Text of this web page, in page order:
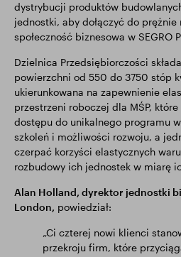
dystrybucji produktów
jednostki, aby dołączyć do
społeczność biznesowa w SEGRO
Dzielnica Przedsiębiorczości
powierzchni od 550 do 3750 stóp
ukierunkowana na zapewnienie
przestrzeni roboczej dla MŚP,
dostępu do unikalnego programu
szkoleń i możliwości rozwoju, a
czerpać korzyści elastycznych
rozbudowy ich jednostek w miarę
Alan Holland, dyrektor jednostki
London, powiedział:
„Ci czterej nowi klienci
przekroju firm, które